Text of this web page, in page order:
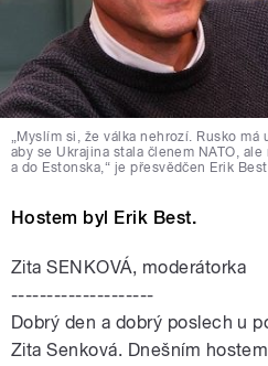
„Myslím si, že válka nehrozí. Rusko
aby se Ukrajina stala členem NATO,
a do Estonska,“ je přesvědčen Erik
Hostem byl Erik Best.
Zita SENKOVÁ, moderátorka
--------------------
Dobrý den a dobrý poslech u
Zita Senková. Dnešním